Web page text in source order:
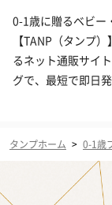
0-1歳に贈るベビー
【TANP（タンプ
るネット通販サイ
グで、最短で即日
タンプホーム > 0-1歳